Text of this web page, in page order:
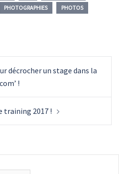
PHOTOGRAPHIES
PHOTOS
décrocher un stage dans la
com’ !
training 2017 !